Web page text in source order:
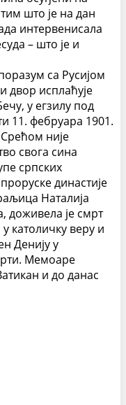
што је на дан
интервенисала
– што је и
са Русијом
двор исплаћује
у егзилу под
11. фебруара 1901.
није
свога сина
српских
династије
Наталија
доживела је смрт
католичку веру и
Денију у
Мемоаре
и до данас